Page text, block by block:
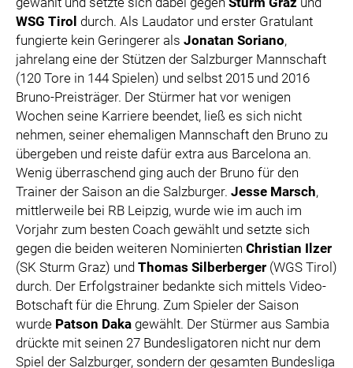
WSG Tirol durch. Als Laudator und erster Gratulant
fungierte kein Geringerer als Jonatan Soriano,
jahrelang eine der Stützen der Salzburger Mannschaft
(120 Tore in 144 Spielen) und selbst 2015 und 2016
Bruno-Preisträger. Der Stürmer hat vor wenigen
Wochen seine Karriere beendet, ließ es sich nicht
nehmen, seiner ehemaligen Mannschaft den Bruno zu
übergeben und reiste dafür extra aus Barcelona an.
Wenig überraschend ging auch der Bruno für den
Trainer der Saison an die Salzburger. Jesse Marsch,
mittlerweile bei RB Leipzig, wurde wie im auch im
Vorjahr zum besten Coach gewählt und setzte sich
gegen die beiden weiteren Nominierten Christian Ilzer
(SK Sturm Graz) und Thomas Silberberger (WGS Tirol)
durch. Der Erfolgstrainer bedankte sich mittels Video-
Botschaft für die Ehrung. Zum Spieler der Saison
wurde Patson Daka gewählt. Der Stürmer aus Sambia
drückte mit seinen 27 Bundesligatoren nicht nur dem
Spiel der Salzburger, sondern der gesamten Bundesliga